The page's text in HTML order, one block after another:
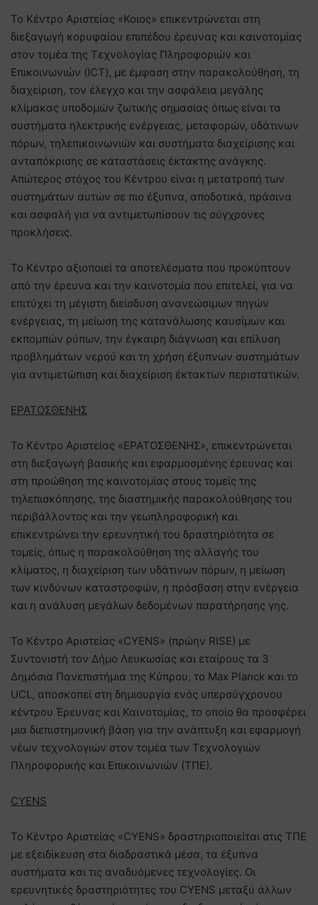
Το Κέντρο Αριστείας «Κοιος» επικεντρώνεται στη
διεξαγωγή κορυφαίου επιπέδου έρευνας και καινοτομίας
στον τομέα της Τεχνολογίας Πληροφοριών και
Επικοινωνιών (ICT), με έμφαση στην παρακολούθηση, τη
διαχείριση, τον έλεγχο και την ασφάλεια μεγάλης
κλίμακας υποδομών ζωτικής σημασίας όπως είναι τα
συστήματα ηλεκτρικής ενέργειας, μεταφορών, υδάτινων
πόρων, τηλεπικοινωνιών και συστήματα διαχείρισης και
ανταπόκρισης σε καταστάσεις έκτακτης ανάγκης.
Απώτερος στόχος του Κέντρου είναι η μετατροπή των
συστημάτων αυτών σε πιο έξυπνα, αποδοτικά, πράσινα
και ασφαλή για να αντιμετωπίσουν τις σύγχρονες
προκλήσεις.
Το Κέντρο αξιοποιεί τα αποτελέσματα που προκύπτουν
από την έρευνα και την καινοτομία που επιτελεί, για να
επιτύχει τη μέγιστη διείσδυση ανανεώσιμων πηγών
ενέργειας, τη μείωση της κατανάλωσης καυσίμων και
εκπομπών ρύπων, την έγκαιρη διάγνωση και επίλυση
προβλημάτων νερού και τη χρήση έξυπνων συστημάτων
για αντιμετώπιση και διαχείριση έκτακτων περιστατικών.
ΕΡΑΤΟΣΘΕΝΗΣ
Το Κέντρο Αριστείας «ΕΡΑΤΟΣΘΕΝΗΣ», επικεντρώνεται
στη διεξαγωγή βασικής και εφαρμοσμένης έρευνας και
στη προώθηση της καινοτομίας στους τομείς της
τηλεπισκόπησης, της διαστημικής παρακολούθησης του
περιβάλλοντος και την γεωπληροφορική και
επικεντρώνει την ερευνητική του δραστηριότητα σε
τομείς, όπως η παρακολούθηση της αλλαγής του
κλίματος, η διαχείριση των υδάτινων πόρων, η μείωση
των κινδύνων καταστροφών, η πρόσβαση στην ενέργεια
και η ανάλυση μεγάλων δεδομένων παρατήρησης γης.
Το Κέντρο Αριστείας «CYENS» (πρώην RISE) με
Συντονιστή τον Δήμο Λευκωσίας και εταίρους τα 3
Δημόσια Πανεπιστήμια της Κύπρου, το Μax Planck και το
UCL, αποσκοπεί στη δημιουργία ενός υπερσύγχρονου
κέντρου Έρευνας και Καινοτομίας, το οποίο θα προσφέρει
μια διεπιστημονική βάση για την ανάπτυξη και εφαρμογή
νέων τεχνολογιών στον τομέα των Τεχνολογιών
Πληροφορικής και Επικοινωνιών (ΤΠΕ).
CYENS
Το Κέντρο Αριστείας «CYENS» δραστηριοποιείται στις ΤΠΕ
με εξειδίκευση στα διαδραστικά μέσα, τα έξυπνα
συστήματα και τις αναδυόμενες τεχνολογίες. Οι
ερευνητικές δραστηριότητες του CYENS μεταξύ άλλων